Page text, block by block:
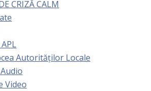
CRIZĂ CALM
Autorităților Locale
Video